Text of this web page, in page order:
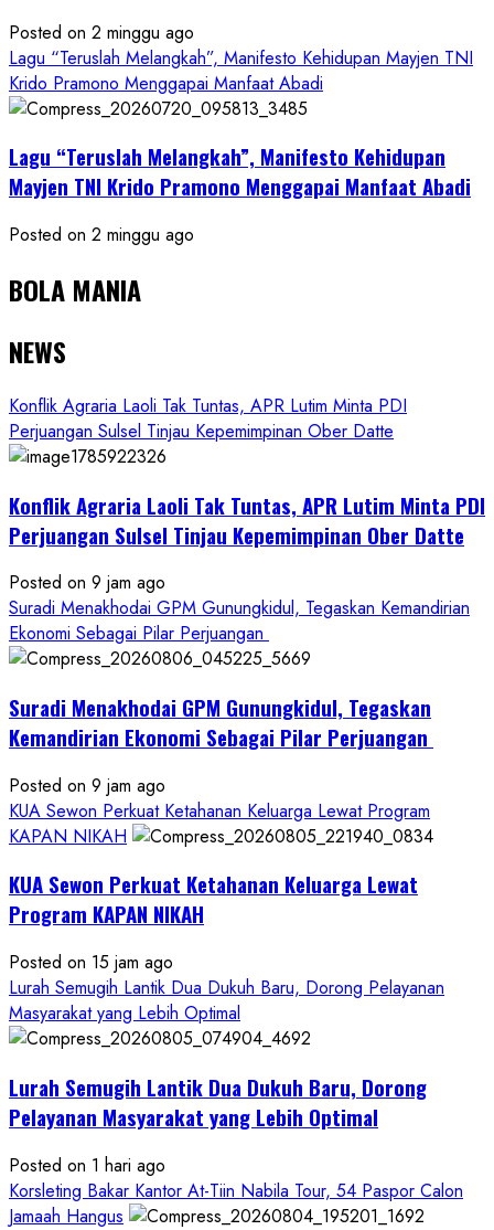
Posted on 2 minggu ago
Lagu “Teruslah Melangkah”, Manifesto Kehidupan Mayjen TNI
Krido Pramono Menggapai Manfaat Abadi
Lagu “Teruslah Melangkah”, Manifesto Kehidupan
Mayjen TNI Krido Pramono Menggapai Manfaat Abadi
Posted on 2 minggu ago
BOLA MANIA
NEWS
Konflik Agraria Laoli Tak Tuntas, APR Lutim Minta PDI
Perjuangan Sulsel Tinjau Kepemimpinan Ober Datte
Konflik Agraria Laoli Tak Tuntas, APR Lutim Minta PDI
Perjuangan Sulsel Tinjau Kepemimpinan Ober Datte
Posted on 9 jam ago
Suradi Menakhodai GPM Gunungkidul, Tegaskan Kemandirian
Ekonomi Sebagai Pilar Perjuangan ​
Suradi Menakhodai GPM Gunungkidul, Tegaskan
Kemandirian Ekonomi Sebagai Pilar Perjuangan ​
Posted on 9 jam ago
KUA Sewon Perkuat Ketahanan Keluarga Lewat Program
KAPAN NIKAH
KUA Sewon Perkuat Ketahanan Keluarga Lewat
Program KAPAN NIKAH
Posted on 15 jam ago
Lurah Semugih Lantik Dua Dukuh Baru, Dorong Pelayanan
Masyarakat yang Lebih Optimal
Lurah Semugih Lantik Dua Dukuh Baru, Dorong
Pelayanan Masyarakat yang Lebih Optimal
Posted on 1 hari ago
Korsleting Bakar Kantor At-Tiin Nabila Tour, 54 Paspor Calon
Jamaah Hangus